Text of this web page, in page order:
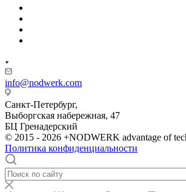
info@nodwerk.com
Санкт-Петербург,
Выборгская набережная, 47
БЦ Гренадерский
© 2015 - 2026 +NODWERK advantage of
Политика конфиденциальности